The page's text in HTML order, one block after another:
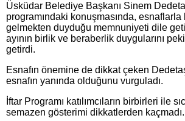
Üsküdar Belediye Başkanı Sinem
programındaki konuşmasında, esnaflarla
gelmekten duyduğu memnuniyeti dile
ayının birlik ve beraberlik duygularını
getirdi.
Esnafın önemine de dikkat çeken
esnafın yanında olduğunu vurguladı.
İftar Programı katılımcıların birbirleri ile
semazen gösterimi dikkatlerden kaçmadı.